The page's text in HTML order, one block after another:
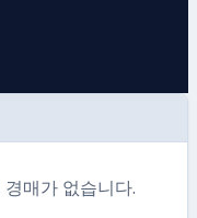
매가 없습니다.